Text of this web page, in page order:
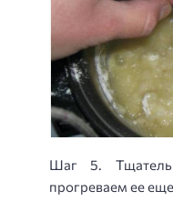
Шаг 5.
прогреваем ее